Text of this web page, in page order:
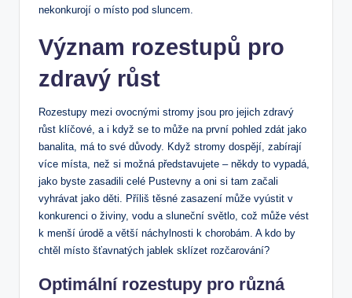
nekonkurojí o místo pod sluncem.
Význam rozestupů pro
zdravý růst
Rozestupy mezi ovocnými stromy jsou pro jejich zdravý
růst klíčové, a i když se to může na první pohled zdát jako
banalita, má to své důvody. Když stromy dospějí, zabírají
více místa, než si možná představujete – někdy to vypadá,
jako byste zasadili celé Pustevny a oni si tam začali
vyhrávat jako děti. Příliš těsné zasazení může vyústit v
konkurenci o živiny, vodu a sluneční světlo, což může vést
k menší úrodě a větší náchylnosti k chorobám. A kdo by
chtěl místo šťavnatých jablek sklízet rozčarování?
Optimální rozestupy pro různá